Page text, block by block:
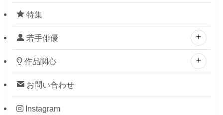
特集
若手俳優
作品関心
お問い合わせ
Instagram